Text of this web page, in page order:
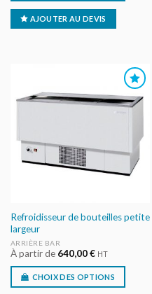
AJOUTER AU DEVIS
AJOUTER
AU DEVIS
Refroidisseur de bouteilles petite
largeur
ARRIÈRE BAR
À partir de 640,00€ HT
CHOIX DES OPTIONS